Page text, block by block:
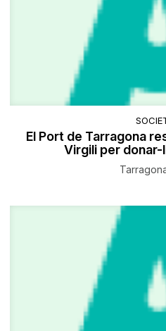
El Port de Tarragona
Virgili per donar-